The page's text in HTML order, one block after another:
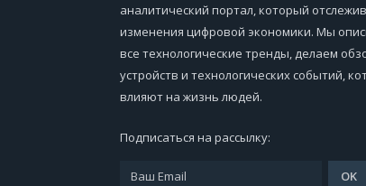
аналитический портал, который
изменения цифровой экономики. Мы
все технологические тренды, делаем
устройств и технологических событий,
влияют на жизнь людей.
Подписаться на рассылку: